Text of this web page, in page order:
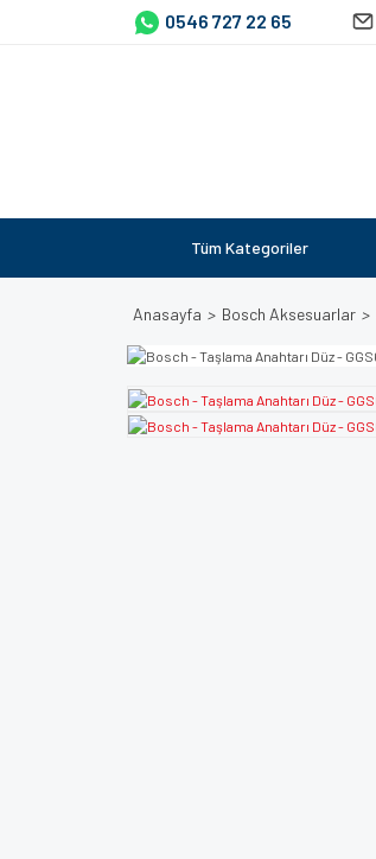
0546 727 22 65
Tüm Kategoriler
Anasayfa Bosch Aksesuarlar